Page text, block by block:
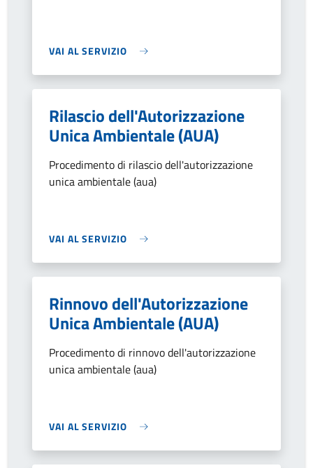
VAI AL SERVIZIO
Rilascio dell'Autorizzazione
Unica Ambientale (AUA)
Procedimento di rilascio dell'autorizzazione
unica ambientale (aua)
VAI AL SERVIZIO
Rinnovo dell'Autorizzazione
Unica Ambientale (AUA)
Procedimento di rinnovo dell'autorizzazione
unica ambientale (aua)
VAI AL SERVIZIO